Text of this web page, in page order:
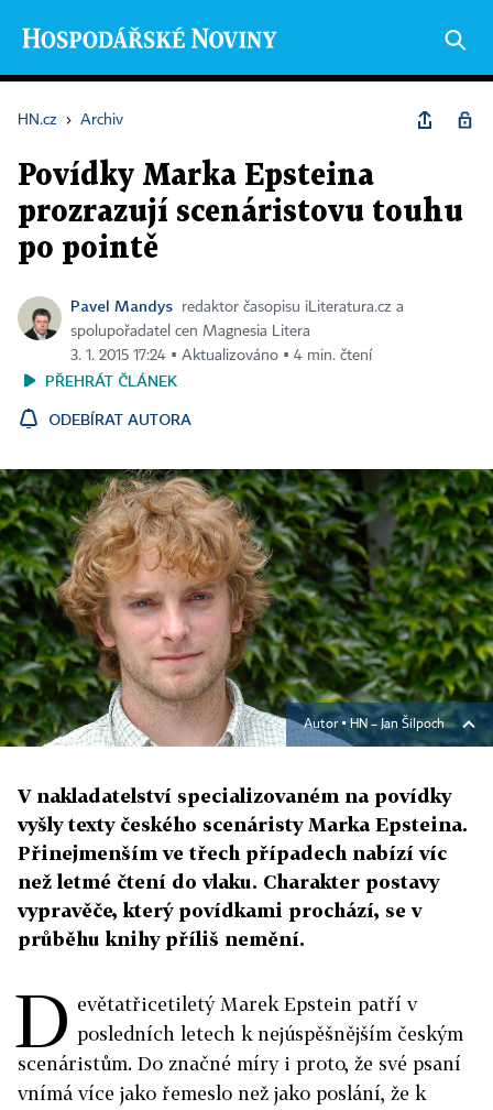
HN.cz › Archiv
Povídky Marka Epsteina
prozrazují scenáristovu touhu
po pointě
Pavel Mandys
redaktor časopisu iLiteratura.cz a
spolupořadatel cen Magnesia Litera
3. 1. 2015 17:24 ▪ Aktualizováno ▪ 4 min. čtení
PŘEHRÁT ČLÁNEK
ODEBÍRAT AUTORA
Autor ▪HN – Jan Šilpoch
V nakladatelství specializovaném na povídky
vyšly texty českého scenáristy Marka Epsteina.
Přinejmenším ve třech případech nabízí víc
než letmé čtení do vlaku. Charakter postavy
vypravěče, který povídkami prochází, se v
průběhu knihy příliš nemění.
D evětatřicetiletý Marek Epstein patří v
posledních letech k nejúspěšnějším českým
scenáristům. Do značné míry i proto, že své psaní
vnímá více jako řemeslo než jako poslání, že k